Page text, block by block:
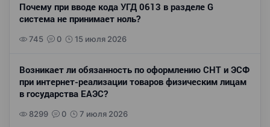
Почему при вводе кода УГД 0613 в разделе G
система не принимает ноль?
745 0 15 июля 2026
Возникает ли обязанность по оформлению СНТ и ЭСФ
при интернет-реализации товаров физическим лицам
в государства ЕАЭС?
8299 0 7 июля 2026